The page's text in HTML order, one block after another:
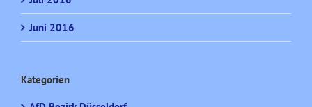
Juni 2016
Kategorien